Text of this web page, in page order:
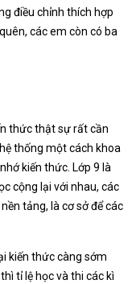
điều chỉnh thích hợp
các em còn có ba
thức thật sự rất cần
thống một cách khoa
kiến thức. Lớp 9 là
cộng lại với nhau, các
tảng, là cơ sở để các
kiến thức càng sớm
tỉ lệ học và thi các kì